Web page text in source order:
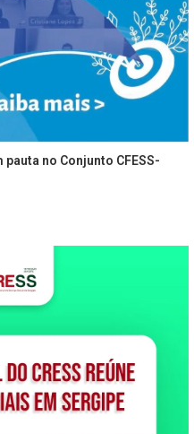
no Conjunto CFESS-